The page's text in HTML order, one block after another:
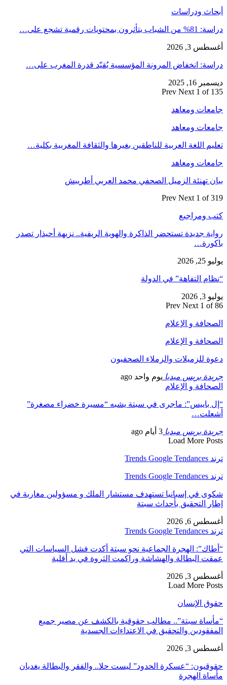
أبحاث ودراسات
دراسة: 81% من الشباب يتأثرون بمحتويات رقمية تشجع على…
أغسطس 3, 2026
دراسة: انخفاض المرونة المؤسسية يُقيّد قدرة المغرب على…
ديسمبر 16, 2025
Prev Next 1 of 135
جامعات ومعاهد
جامعات ومعاهد
تعليم اللغة العربية للناطقين بغيرها والثقافة المغربية بكلية…
جامعات ومعاهد
بيان تهنئة الزميل الصحفي محمد العربي أطريبش
Prev Next 1 of 319
كتب ومراجيع
رواية جديدة تستحضر الذاكرة والهوية الريفية.. نزيهة أحيذار تصدر
باكورة…
يوليو 25, 2026
“نظام التفاهة” في الدولة
يوليو 3, 2026
Prev Next 1 of 86
الصحافة و الإعلام
الصحافة و الإعلام
دعوة للزميلات والزملاء الصحفيون
جريدة بريس ميديا يوم واحد ago
الصحافة و الإعلام
“إل باييس”: ماجرى في سبتة يشبه “مسيرة خضراء مصغرة”
أشعلت…
جريدة بريس ميديا 3 أيام ago
Load More Posts
ترند Trends Google Tendances
ترند Trends Google Tendances
شكوى في إسبانيا تستهدف مستشار الملك و مسؤولين مغاربة في
إطار التحقيق بأحداث سبتة
أغسطس 6, 2026
ترند Trends Google Tendances
“أطاك”: الهجرة الجماعية نحو سبتة أكدت فشل السياسات التي
عمقت البطالة والهشاشة وراكمت الثروة في يد أقلية
أغسطس 3, 2026
Load More Posts
حقوق الإنسان
“مأساة سبتة”.. مطالب حقوقية بالكشف عن مصير جميع
المفقودين والتحقيق في الاعتداءات الجسدية
أغسطس 3, 2026
حقوقيون: “عسكرة الحدود” ليست حلا.. والفقر والبطالة يغديان
مأساة الهجرة